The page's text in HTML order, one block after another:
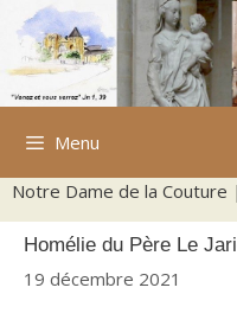
Aller
contenu
Menu
Notre Dame de la Couture |
Homélie du Père Le
19 décembre 2021